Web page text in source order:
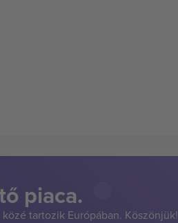
piaca.
tartozik Európában. Köszönjük!